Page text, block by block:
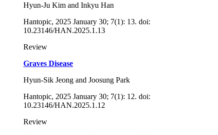
Hyun-Ju Kim and Inkyu Han
Hantopic, 2025 January 30; 7(1): 13. doi:
10.23146/HAN.2025.1.13
Review
Graves Disease
Hyun-Sik Jeong and Joosung Park
Hantopic, 2025 January 30; 7(1): 12. doi:
10.23146/HAN.2025.1.12
Review